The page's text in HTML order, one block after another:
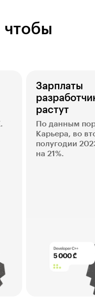
чтобы
Зарплаты
растут
По данным
Карьера, во
полугодии
на 21%.